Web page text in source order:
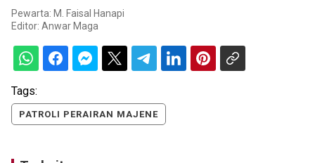
Pewarta: M. Faisal Hanapi
Editor: Anwar Maga
Tags:
PATROLI PERAIRAN MAJENE